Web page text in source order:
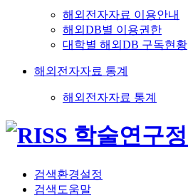
해외전자자료 이용안내
해외DB별 이용권한
대학별 해외DB 구독현황
해외전자자료 통계
해외전자자료 통계
검색환경설정
검색도움말